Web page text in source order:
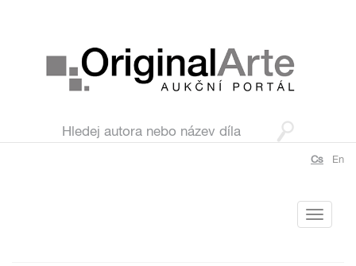
Cs En
Toggle